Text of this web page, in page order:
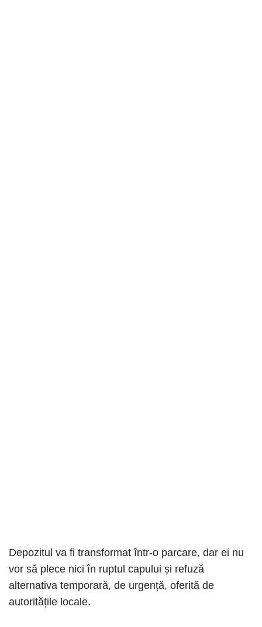
Depozitul va fi transformat într-o parcare, dar ei nu
vor să plece nici în ruptul capului și refuză
alternativa temporară, de urgență, oferită de
autoritățile locale.